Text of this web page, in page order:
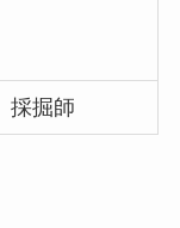
採掘師